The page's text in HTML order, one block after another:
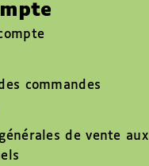
commandes
de vente aux